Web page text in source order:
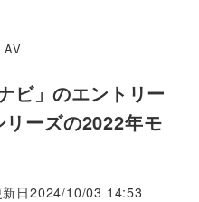
AV
ビ」のエントリー
ーズの2022年モ
新日2024/10/03 14:53